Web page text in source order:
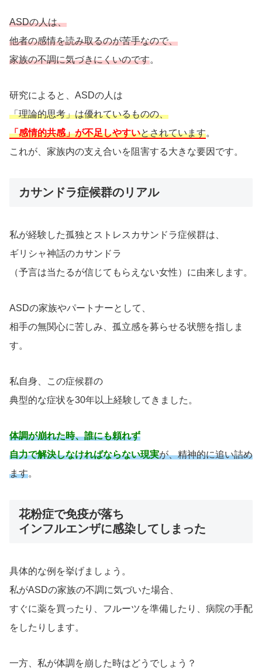
ASDの人は、
他者の感情を読み取るのが苦手なので、
家族の不調に気づきにくいのです。
研究によると、ASDの人は
「理論的思考」は優れているものの、
「感情的共感」が不足しやすいとされています。
これが、家族内の支え合いを阻害する大きな要因です。
カサンドラ症候群のリアル
私が経験した孤独とストレスカサンドラ症候群は、
ギリシャ神話のカサンドラ
（予言は当たるが信じてもらえない女性）に由来します。
ASDの家族やパートナーとして、
相手の無関心に苦しみ、孤立感を募らせる状態を指しま
す。
私自身、この症候群の
典型的な症状を30年以上経験してきました。
体調が崩れた時、誰にも頼れず
自力で解決しなければならない現実が、精神的に追い詰め
ます。
花粉症で免疫が落ち
インフルエンザに感染してしまった
具体的な例を挙げましょう。
私がASDの家族の不調に気づいた場合、
すぐに薬を買ったり、フルーツを準備したり、病院の手配
をしたりします。
一方、私が体調を崩した時はどうでしょう？